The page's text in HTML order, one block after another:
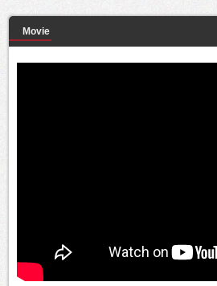
Movie